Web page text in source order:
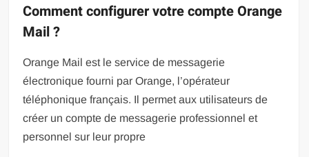
Comment configurer votre compte Orange
Mail ?
Orange Mail est le service de messagerie
électronique fourni par Orange, l’opérateur
téléphonique français. Il permet aux utilisateurs de
créer un compte de messagerie professionnel et
personnel sur leur propre